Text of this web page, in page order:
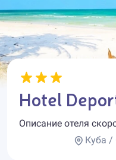
Hotel
Описание отеля
Куба /